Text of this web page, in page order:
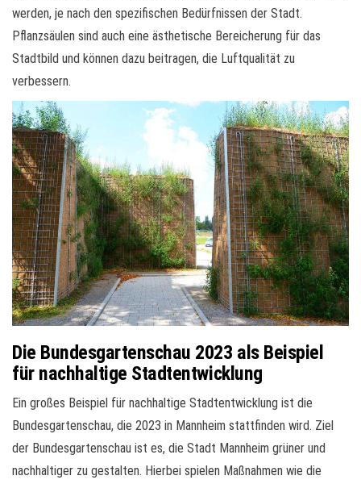
werden, je nach den spezifischen Bedürfnissen der Stadt.
Pflanzsäulen sind auch eine ästhetische Bereicherung für das
Stadtbild und können dazu beitragen, die Luftqualität zu
verbessern.
Die Bundesgartenschau 2023 als Beispiel
für nachhaltige Stadtentwicklung
Ein großes Beispiel für nachhaltige Stadtentwicklung ist die
Bundesgartenschau, die 2023 in Mannheim stattfinden wird. Ziel
der Bundesgartenschau ist es, die Stadt Mannheim grüner und
nachhaltiger zu gestalten. Hierbei spielen Maßnahmen wie die